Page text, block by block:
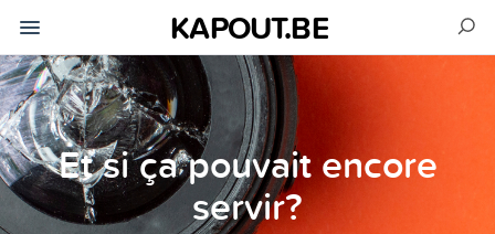
KAPOUT.BE
Et si ça pouvait encore
servir?